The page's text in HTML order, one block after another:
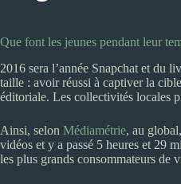
Que font les jeunes pendant leur
2016 sera l’année Snapchat et du
taille : avoir réussi à captiver la
éditoriale. Les collectivités locales
Ainsi, selon Médiamétrie, au
vidéos et y a passé 5 heures et 29
les plus grands consommateurs de